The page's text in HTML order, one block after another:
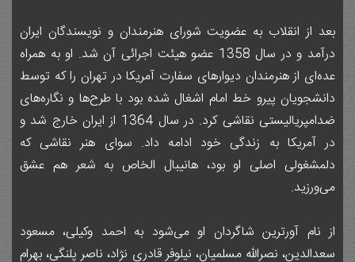
بعد از انقلاب به عضویت شورای هنرمندان و نویسندگان ایران
درآمد و در سال ۱۳۵۸ عضو هیئت اجرائی آن شد. او به همراه
عده‌ای از هنرمندان دیوارهای سفارت آمریکا در تهران را که توسط
دانشجویان پیرو خط امام اشغال شده بود با طرح‌ها و نگاره‌های
ضدامپریالیستی نقاشی کرد. در سال ۱۳۶۴ از ایران خارج شد و
در آمریکا به زندگی خود ادامه داد. سوای هنر نقاشی که
دلمشغولی اصلی او بود، هانیبال الخاص به شعر هم عشق
می‌ورزید.
از نام آورترین شاگردان او می‌شود به احمد وکیلی، مسعود
سعدالدین، نصرالله مسلمیان، نیلوفر قادری نژاد، ناصر پلنگی، بهرام